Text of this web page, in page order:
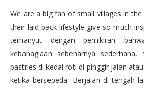
We are a big fan of small villages in
their laid back lifestyle give so much
terhanyut dengan pemikiran
kebahagiaan sebenarnya sederhana,
pastries di kedai roti di pinggir jalan
ketika bersepeda. Berjalan di tengah